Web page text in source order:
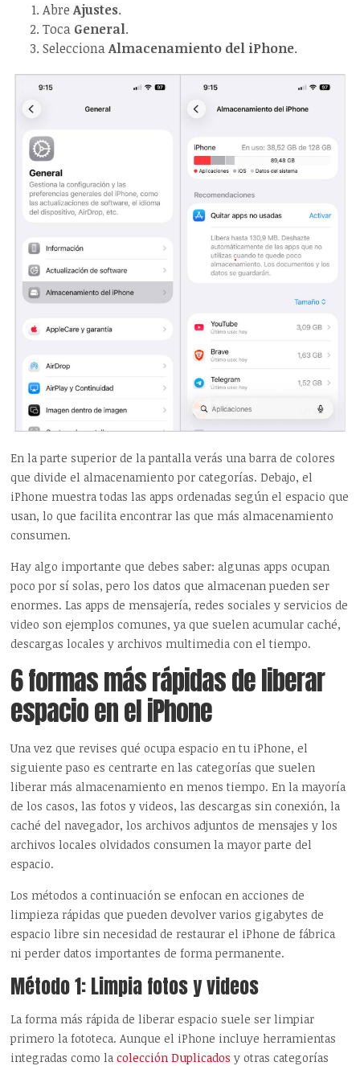
AbreAjustes.
Toca General.
SeleccionaAlmacenamiento del iPhone.
En la parte superior de la pantalla verás una barra de colores
que divide el almacenamiento por categorías. Debajo, el
iPhone muestra todas las apps ordenadas según el espacio que
usan, lo que facilita encontrar las que más almacenamiento
consumen.
Hay algo importante que debes saber: algunas apps ocupan
poco por sí solas, pero los datos que almacenan pueden ser
enormes. Las apps de mensajería, redes sociales y servicios de
video son ejemplos comunes, ya que suelen acumular caché,
descargas locales y archivos multimedia con el tiempo.
6 formas más rápidas de liberar
espacio en el iPhone
Una vez que revises qué ocupa espacio en tu iPhone, el
siguiente paso es centrarte en las categorías que suelen
liberar más almacenamiento en menos tiempo. En la mayoría
de los casos, las fotos y videos, las descargas sin conexión, la
caché del navegador, los archivos adjuntos de mensajes y los
archivos locales olvidados consumen la mayor parte del
espacio.
Los métodos a continuación se enfocan en acciones de
limpieza rápidas que pueden devolver varios gigabytes de
espacio libre sin necesidad de restaurar el iPhone de fábrica
ni perder datos importantes de forma permanente.
Método 1: Limpia fotos y videos
La forma más rápida de liberar espacio suele ser limpiar
primero la fototeca. Aunque el iPhone incluye herramientas
integradas como lacolección Duplicados y otras categorías